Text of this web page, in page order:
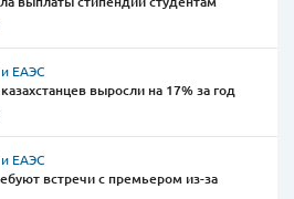
ЕАЭС
выросли на 17% за год
ЕАЭС
встречи с премьером из-за